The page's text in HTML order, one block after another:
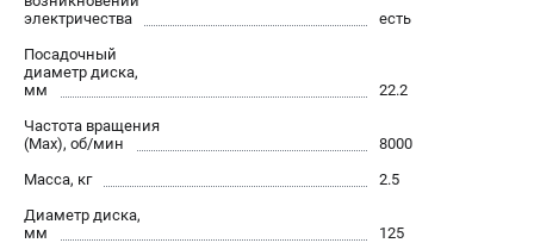
Угловые шлифмашины (УШМ)
Дрели
Лобзики
Пылесосы
АККУМУЛЯТОРНЫЙ ИНСТРУМЕНТ
Аккумуляторные шуруповерты
электричества
есть
Посадочный
диаметр диска,
мм
22.2
Частота вращения
(Max), об/мин
8000
Масса, кг
2.5
Диаметр диска,
мм
125